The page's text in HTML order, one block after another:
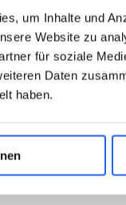
um Inhalte und
Website zu
für soziale
Daten
haben.